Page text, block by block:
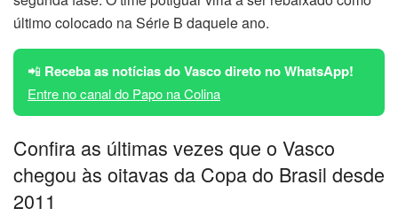
último colocado na Série B daquele ano.
📲 Receba as notícias do Vasco direto no WhatsApp!
Entre no canal do Papo na Colina
Confira as últimas vezes que o Vasco
chegou às oitavas da Copa do Brasil desde
2011